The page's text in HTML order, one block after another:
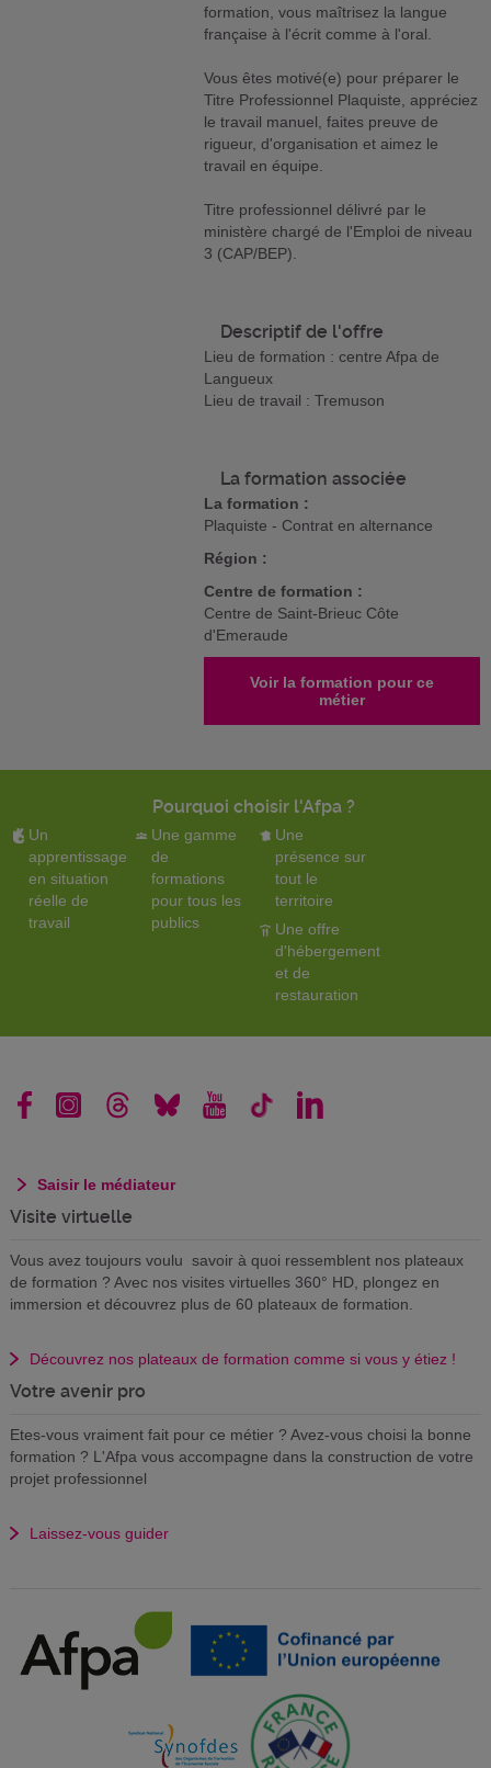
formation, vous maîtrisez la langue
française à l'écrit comme à l'oral.
Vous êtes motivé(e) pour préparer le
Titre Professionnel Plaquiste, appréciez
le travail manuel, faites preuve de
rigueur, d'organisation et aimez le
travail en équipe.
Titre professionnel délivré par le
ministère chargé de l'Emploi de niveau
3 (CAP/BEP).
Descriptif de l'offre
Lieu de formation : centre Afpa de
Langueux
Lieu de travail : Tremuson
La formation associée
La formation :
Plaquiste - Contrat en alternance
Région :
Centre de formation :
Centre de Saint-Brieuc Côte
d'Emeraude
Voir la formation pour ce
métier
Pourquoi choisir l'Afpa ?
Un
apprentissage
en situation
réelle de
travail
Une gamme
de
formations
pour tous les
publics
Une
présence sur
tout le
territoire
Une offre
d'hébergement
et de
restauration
Saisir le médiateur
Visite virtuelle
Vous avez toujours voulu savoir à quoi ressemblent nos plateaux
de formation ? Avec nos visites virtuelles 360° HD, plongez en
immersion et découvrez plus de 60 plateaux de formation.
Découvrez nos plateaux de formation comme si vous y étiez !
Votre avenir pro
Etes-vous vraiment fait pour ce métier ? Avez-vous choisi la bonne
formation ? L'Afpa vous accompagne dans la construction de votre
projet professionnel
Laissez-vous guider